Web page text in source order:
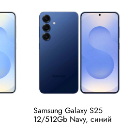
Samsung Galaxy S25
12/512Gb Navy, синий